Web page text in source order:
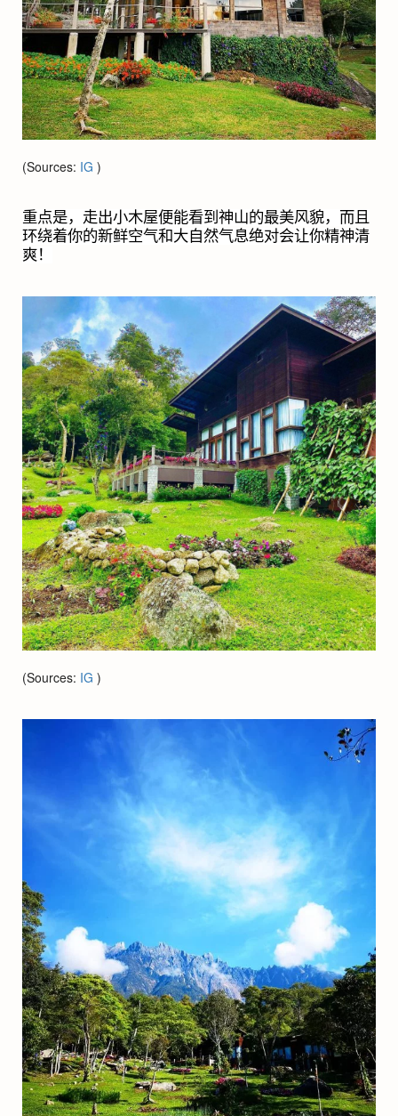
(Sources: IG )
重点是，走出小木屋便能看到神山的最美风貌，而且
环绕着你的新鲜空气和大自然气息绝对会让你精神清
爽！
(Sources: IG )